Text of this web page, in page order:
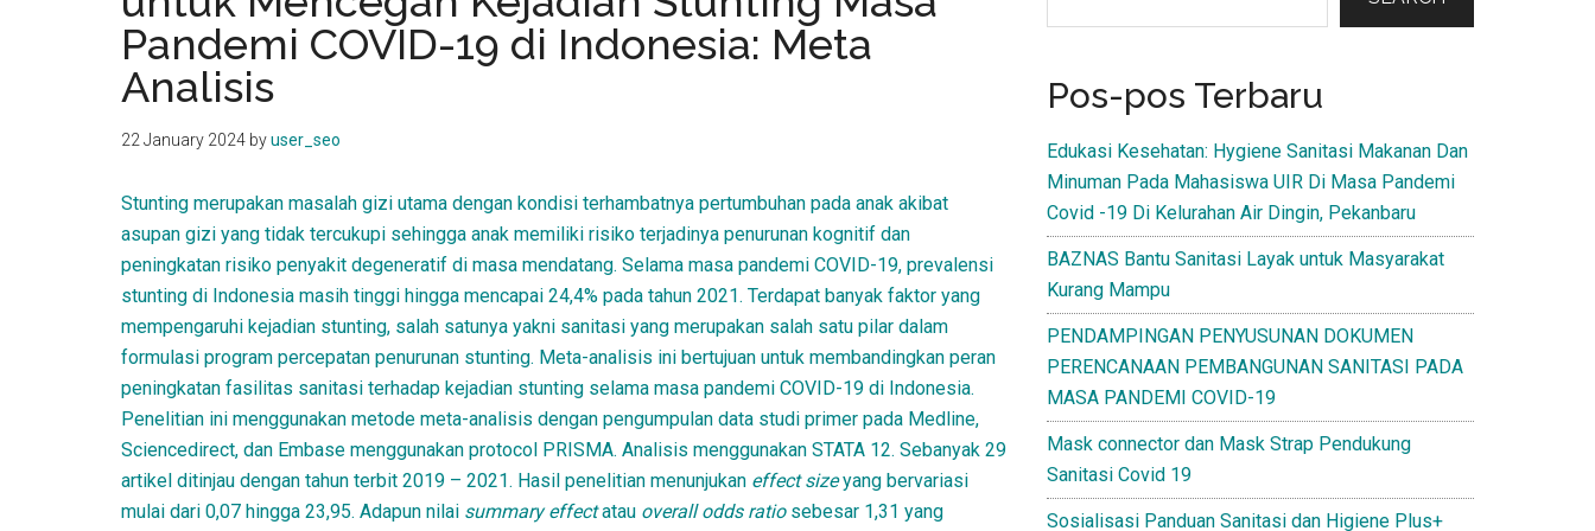
kit
indonesia
Pandemi COVID-19 di Indonesia: Meta
Analisis
22 January 2024 byuser_seo
Stunting merupakan masalah gizi utama dengan kondisi terhambatnya pertumbuhan pada anak akibat
asupan gizi yang tidak tercukupi sehingga anak memiliki risiko terjadinya penurunan kognitif dan
peningkatan risiko penyakit degeneratif di masa mendatang. Selama masa pandemi COVID-19, prevalensi
stunting di Indonesia masih tinggi hingga mencapai 24,4% pada tahun 2021. Terdapat banyak faktor yang
mempengaruhi kejadian stunting, salah satunya yakni sanitasi yang merupakan salah satu pilar dalam
formulasi program percepatan penurunan stunting. Meta-analisis ini bertujuan untuk membandingkan peran
peningkatan fasilitas sanitasi terhadap kejadian stunting selama masa pandemi COVID-19 di Indonesia.
Penelitian ini menggunakan metode meta-analisis dengan pengumpulan data studi primer pada Medline,
Sciencedirect, dan Embase menggunakan protocol PRISMA. Analisis menggunakan STATA 12. Sebanyak 29
artikel ditinjau dengan tahun terbit 2019 – 2021. Hasil penelitian menunjukan effect sizeyang bervariasi
mulai dari 0,07 hingga 23,95. Adapun nilai summary effectatau overall odds ratio sebesar 1,31 yang
Pos-pos Terbaru
Edukasi Kesehatan: Hygiene Sanitasi Makanan Dan
Minuman Pada Mahasiswa UIR Di Masa Pandemi
Covid -19 Di Kelurahan Air Dingin, Pekanbaru
BAZNAS Bantu Sanitasi Layak untuk Masyarakat
Kurang Mampu
PENDAMPINGAN PENYUSUNAN DOKUMEN
PERENCANAAN PEMBANGUNAN SANITASI PADA
MASA PANDEMI COVID-19
Mask connector dan Mask Strap Pendukung
Sanitasi Covid 19
Sosialisasi Panduan Sanitasi dan Higiene Plus+